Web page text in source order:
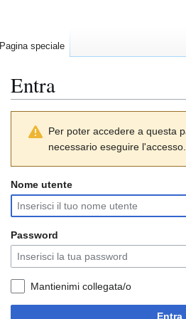
Entra
navigazione
Per poter accedere a questa
necessario eseguire l'accesso.
Nome utente
Password
Mantienimi collegata/o
Entra
Pagina speciale